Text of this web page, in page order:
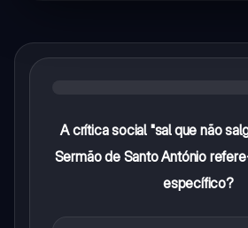
A crítica social "sal que não
Sermão de Santo António
específico?